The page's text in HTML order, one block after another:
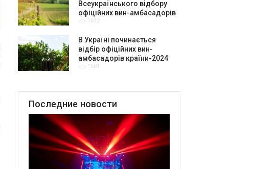
Всеукраїнського відбору
офіційних вин-амбасадорів
України
1612
В Україні починається
відбір офіційних вин-
амбасадорів країни-2024
для центру культурної
1581
Последние новости